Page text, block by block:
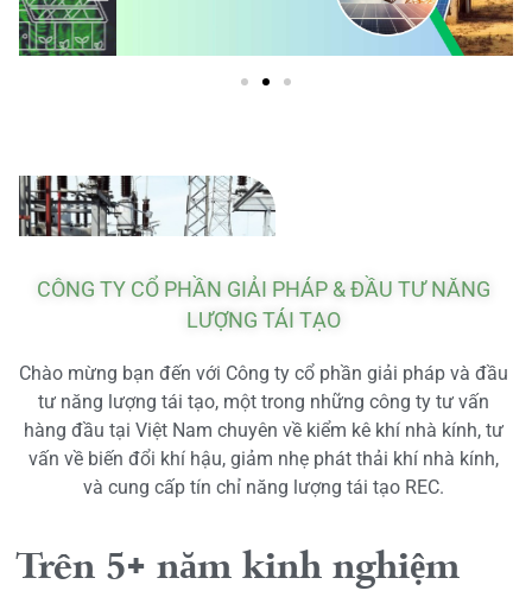
CÔNG TY CỔ PHẦN GIẢI PHÁP & ĐẦU TƯ NĂNG
LƯỢNG TÁI TẠO
Chào mừng bạn đến với Công ty cổ phần giải pháp và đầu
tư năng lượng tái tạo, một trong những công ty tư vấn
hàng đầu tại Việt Nam chuyên về kiểm kê khí nhà kính, tư
vấn về biến đổi khí hậu, giảm nhẹ phát thải khí nhà kính,
và cung cấp tín chỉ năng lượng tái tạo REC.
Trên 5+ năm kinh nghiệm